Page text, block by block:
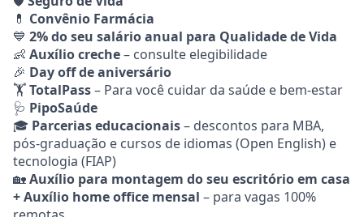
💊 Convênio Farmácia
💙 2% do seu salário anual para Qualidade de Vida
👶 Auxílio creche– consulte elegibilidade
🎉 Day off de aniversário
🏋️TotalPass– Para você cuidar da saúde e bem-estar
🩺 PipoSaúde
🎓 Parcerias educacionais– descontos para MBA,
pós-graduação e cursos de idiomas (Open English) e
tecnologia (FIAP)
🏡Auxílio para montagem do seu escritório em casa
+ Auxílio home office mensal – para vagas 100%